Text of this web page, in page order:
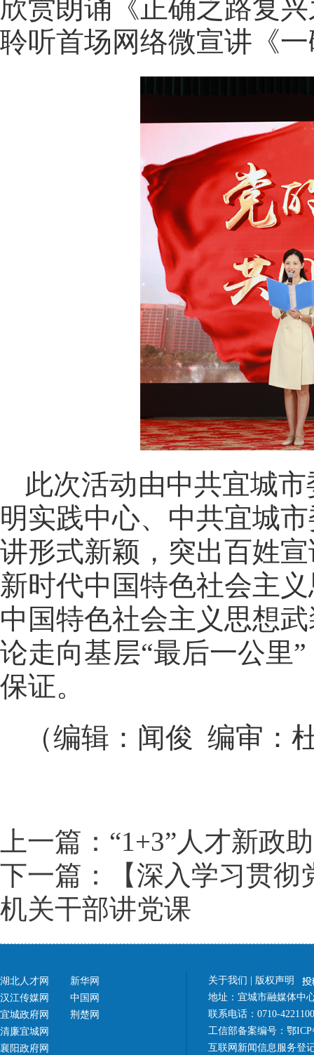
欣赏朗诵《正确之路复
聆听首场网络微宣讲《
此次活动由中共宜城
明实践中心、中共宜城
讲形式新颖，突出百姓
新时代中国特色社会主
中国特色社会主义思想
论走向基层“最后一公里
保证。
（编辑：闻俊 编审：
上一篇：“1+3”人才新政
下一篇：【深入学习贯彻
机关干部讲党课
湖北人才网
汉江传媒网
宜城政府网
清廉宜城网
襄阳政府网
新华网
中国网
荆楚网
关于我们
版权声明
地址：宜城市融媒体中
联系电话：0710-
工信部备案编号： 鄂ICP
互联网新闻信息服务登